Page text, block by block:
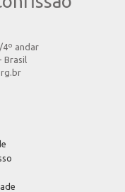
4º andar
Brasil